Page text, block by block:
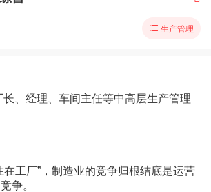
 生产管理
、经理、车间主任等中高层生产管理
在工厂”，制造业的竞争归根结底是运营
争。